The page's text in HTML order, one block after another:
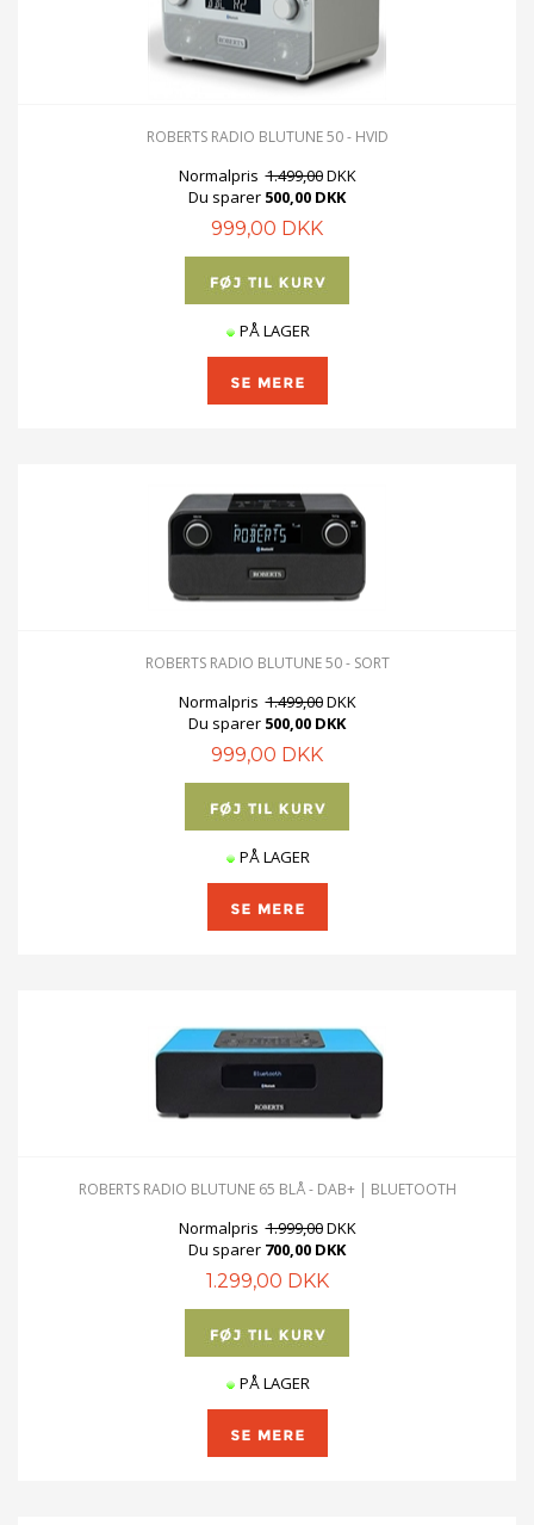
ROBERTS RADIO BLUTUNE 50 - HVID
Normalpris 1.499,00DKK
Du sparer 500,00 DKK
999,00 DKK
PÅ LAGER
ROBERTS RADIO BLUTUNE 50 - SORT
Normalpris 1.499,00DKK
Du sparer 500,00 DKK
999,00 DKK
PÅ LAGER
ROBERTS RADIO BLUTUNE 65 BLÅ - DAB+ | BLUETOOTH
Normalpris 1.999,00DKK
Du sparer 700,00 DKK
1.299,00 DKK
PÅ LAGER